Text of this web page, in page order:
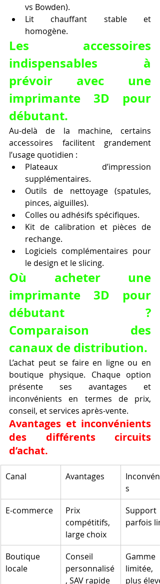
vs Bowden).
Lit chauffant stable et
homogène.
Les accessoires
indispensables à
prévoir avec une
imprimante 3D pour
débutant.
Au-delà de la machine, certains
accessoires facilitent grandement
l’usage quotidien :
Plateaux d’impression
supplémentaires.
Outils de nettoyage (spatules,
pinces, aiguilles).
Colles ou adhésifs spécifiques.
Kit de calibration et pièces de
rechange.
Logiciels complémentaires pour
le design et le slicing.
Où acheter une
imprimante 3D pour
débutant ?
Comparaison des
canaux de distribution.
L’achat peut se faire en ligne ou en
boutique physique. Chaque option
présente ses avantages et
inconvénients en termes de prix,
conseil, et services après-vente.
Avantages et inconvénients
des différents circuits
d’achat.
Canal Avantages
s
E-commerce
Prix
compétitifs,
large choix
Support
parfois
Boutique
locale
Conseil
personnalisé
, SAV rapide
Gamme
limitée,
plus